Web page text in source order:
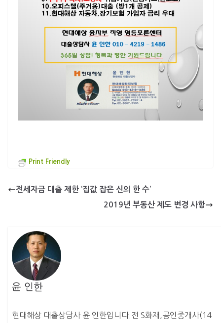
Print Friendly
전세자금 대출 제한 ‘집값 잡은 신의 한 수’
2019년 부동산 제도 변경 사항
윤 인한
현대해상 대출상담사 윤 인한입니다.전 S화재,공인중개사(14